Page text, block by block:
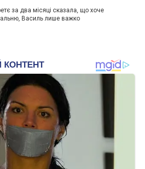
за два місяці сказала, що хоче
Василь лише важко